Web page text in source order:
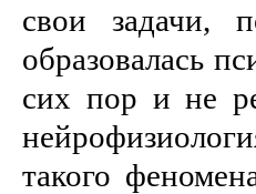
свои задачи,
образовалась
сих пор и не
такого